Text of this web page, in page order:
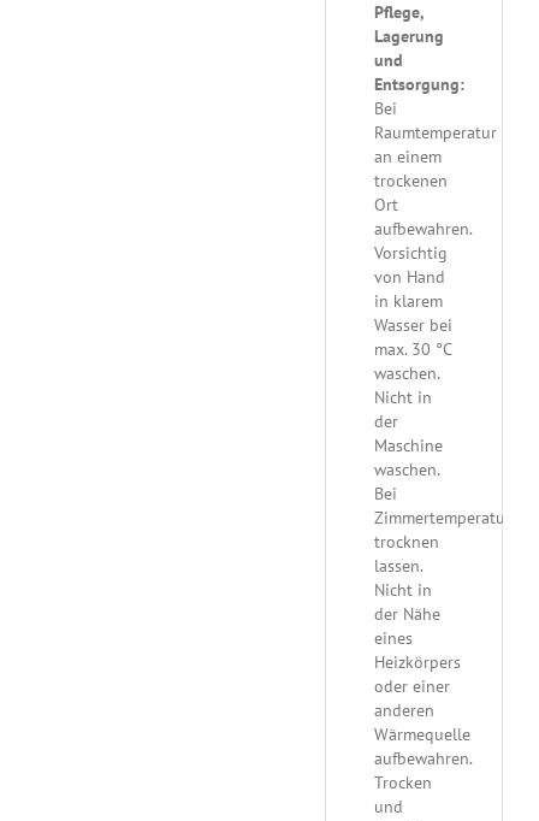
Pflege,
Lagerung
und
Entsorgung:
Bei
Raumtemperatur
an einem
trockenen
Ort
aufbewahren.
Vorsichtig
von Hand
in klarem
Wasser bei
max. 30 °C
waschen.
Nicht in
der
Maschine
waschen.
Bei
Zimmertemperatur
trocknen
lassen.
Nicht in
der Nähe
eines
Heizkörpers
oder einer
anderen
Wärmequelle
aufbewahren.
Trocken
und